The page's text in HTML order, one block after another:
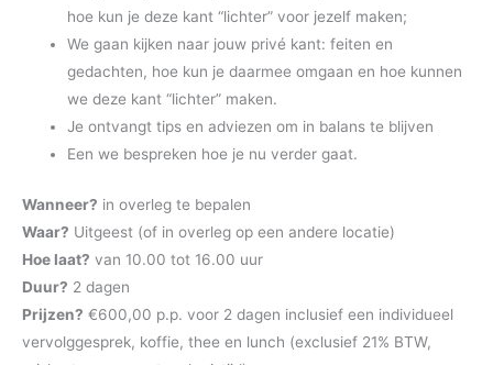
hoe kun je deze kant “lichter” voor jezelf maken;
We gaan kijken naar jouw privé kant: feiten en
gedachten, hoe kun je daarmee omgaan en hoe kunnen
we deze kant “lichter” maken.
Je ontvangt tips en adviezen om in balans te blijven
Een we bespreken hoe je nu verder gaat.
Wanneer? in overleg te bepalen
Waar? Uitgeest (of in overleg op een andere locatie)
Hoe laat? van 10.00 tot 16.00 uur
Duur? 2 dagen
Prijzen? €600,00 p.p. voor 2 dagen inclusief een individueel
vervolggesprek, koffie, thee en lunch (exclusief 21% BTW,